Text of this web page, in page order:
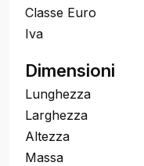
Classe Euro
Iva
Dimensioni
Lunghezza
Larghezza
Altezza
Massa